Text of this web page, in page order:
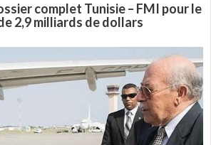
complet Tunisie – FMI pour le
2,9 milliards de dollars